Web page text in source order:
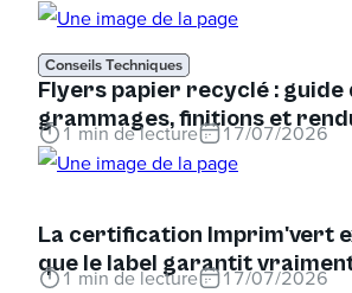
Conseils Techniques
Flyers papier recyclé : guide
grammages, finitions et
1min de lecture 17/07/2026
La certification Imprim'vert
que le label garantit
1min de lecture 17/07/2026